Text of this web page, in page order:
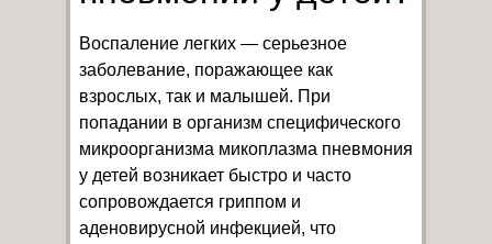
Воспаление легких — серьезное
заболевание, поражающее как
взрослых, так и малышей. При
попадании в организм специфического
микроорганизма микоплазма пневмония
у детей возникает быстро и часто
сопровождается гриппом и
аденовирусной инфекцией, что